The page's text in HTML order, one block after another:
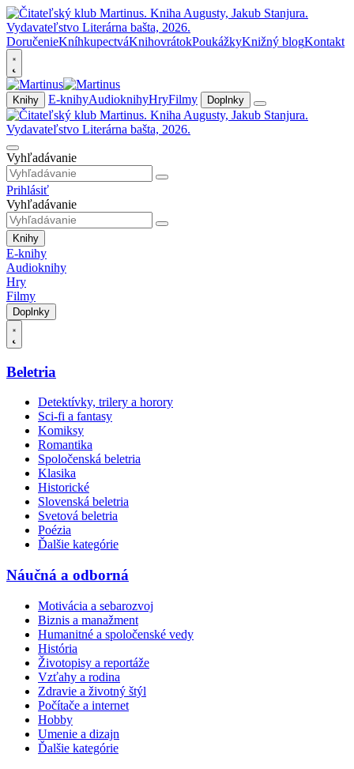
DoručenieKníhkupectváKnihovrátokPoukážkyKnižný blogKontakt
Knihy E-knihyAudioknihyHryFilmy Doplnky
Vyhľadávanie
Prihlásiť
Vyhľadávanie
Knihy
E-knihy
Audioknihy
Hry
Filmy
Doplnky
Beletria
Detektívky, trilery a horory
Sci-fi a fantasy
Komiksy
Romantika
Spoločenská beletria
Klasika
Historické
Slovenská beletria
Svetová beletria
Poézia
Ďalšie kategórie
Náučná a odborná
Motivácia a sebarozvoj
Biznis a manažment
Humanitné a spoločenské vedy
História
Životopisy a reportáže
Vzťahy a rodina
Zdravie a životný štýl
Počítače a internet
Hobby
Umenie a dizajn
Ďalšie kategórie